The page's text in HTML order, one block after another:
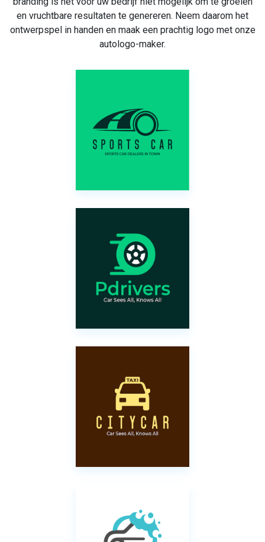
en vruchtbare resultaten te genereren. Neem daarom het
ontwerpspel in handen en maak een prachtig logo met onze
autologo-maker.